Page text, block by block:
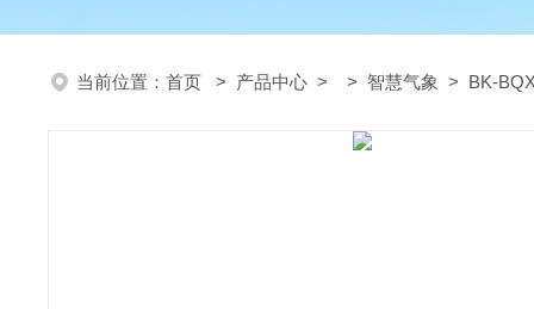
当前位置： 首页 > 产品中心 > > 智慧气象 > BK-